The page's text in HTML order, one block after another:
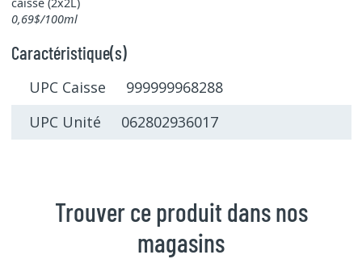
0,69$/100ml
Caractéristique(s)
UPC Caisse 999999968288
UPC Unité 062802936017
Trouver ce produit dans nos
magasins